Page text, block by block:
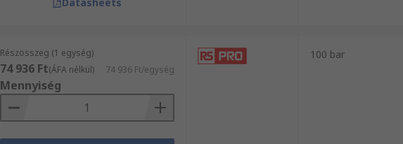
Részösszeg (1 egység)
74 936 Ft(ÁFA nélkül) 74 936 Ft/egység
Mennyiség
100 bar